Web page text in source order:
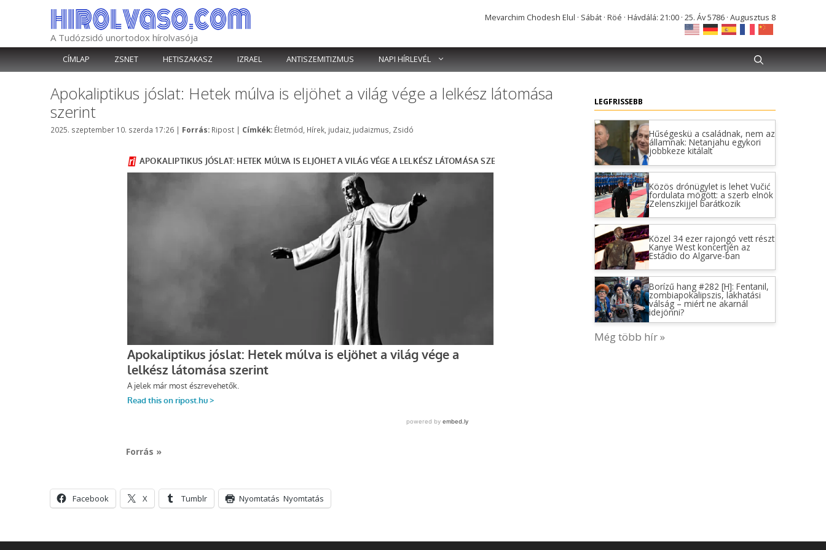
A Tudózsidó unortodox hírolvasója
Mevarchim Chodesh Elul · Sábát · Röé · Hávdálá: 21:00 · 25. Áv 5786 · Augusztus 8
CÍMLAP ZSNET HETISZAKASZ IZRAEL ANTISZEMITIZMUS NAPI HÍRLEVÉL
Apokaliptikus jóslat: Hetek múlva is eljöhet a világ vége a lelkész látomása
szerint
2025. szeptember 10. szerda 17:26 | Forrás: Kategória
Ripost | Címkék: Címkék
Életmód Hírek judaiz judaizmus Zsidó
Forrás »
Facebook X Tumblr Nyomtatás Nyomtatás
LEGFRISSEBB
Hűségeskü a családnak, nem az
államnak: Netanjahu egykori
jobbkeze kitálalt
Közös drónügylet is lehet Vučić
fordulata mögött: a szerb elnök
Zelenszkijjel barátkozik
Közel 34 ezer rajongó vett részt
Kanye West koncertjén az
Estádio do Algarve-ban
Borízű hang #282 [H]: Fentanil,
zombiapokalipszis, lakhatási
válság – miért ne akarnál
idejönni?
Még több hír »